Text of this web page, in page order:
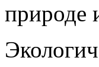
природе